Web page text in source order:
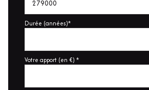
Durée (années)*
Votre apport (en €) *